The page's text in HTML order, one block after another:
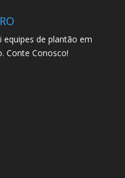
de plantão em
Conte Conosco!